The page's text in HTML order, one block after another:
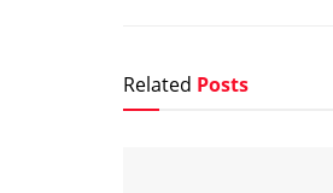
Related Posts